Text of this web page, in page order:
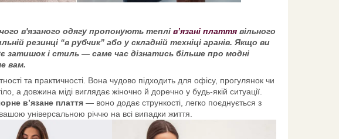
в'язаного одягу пропонують теплі в’язані плаття вільного
резинці “в рубчик” або у складній техніці аранів. Якщо ви
затишок і стиль — саме час дізнатись більше про модні
вам.
та практичності. Вона чудово підходить для офісу, прогулянок чи
а довжина міді виглядає жіночно й доречно у будь-якій ситуації.
в’язане плаття — воно додає стрункості, легко поєднується з
універсальною річчю на всі випадки життя.